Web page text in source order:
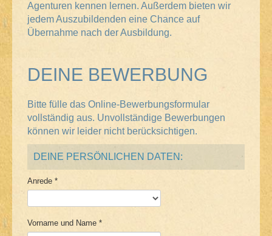
Agenturen kennen lernen. Außerdem bieten wir
jedem Auszubildenden eine Chance auf
Übernahme nach der Ausbildung.
DEINE BEWERBUNG
Bitte fülle das Online-Bewerbungsformular
vollständig aus. Unvollständige Bewerbungen
können wir leider nicht berücksichtigen.
DEINE PERSÖNLICHEN DATEN:
Anrede *
Vorname und Name *